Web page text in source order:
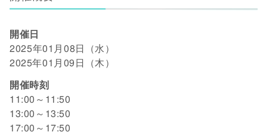
開催日
2025年01月08日（水）
2025年01月09日（木）
開催時刻
11:00～11:50
13:00～13:50
17:00～17:50